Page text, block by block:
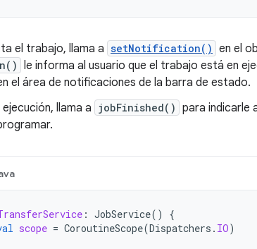
el trabajo, llama a setNotification() en el
le informa al usuario que el trabajo está en
el área de notificaciones de la barra de estado.
llama a jobFinished() para indicarle
: JobService()
{
scope = CoroutineScope(Dispatchers . IO)